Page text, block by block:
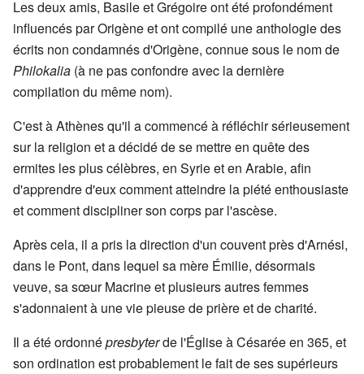
Les deux amis, Basile et Grégoire ont été profondément
influencés par Origène et ont compilé une anthologie des
écrits non condamnés d'Origène, connue sous le nom de
Philokalia (à ne pas confondre avec la dernière
compilation du même nom).
C'est à Athènes qu'il a commencé à réfléchir sérieusement
sur la religion et a décidé de se mettre en quête des
ermites les plus célèbres, en Syrie et en Arabie, afin
d'apprendre d'eux comment atteindre la piété enthousiaste
et comment discipliner son corps par l'ascèse.
Après cela, il a pris la direction d'un couvent près d'Arnési,
dans le Pont, dans lequel sa mère Émilie, désormais
veuve, sa sœur Macrine et plusieurs autres femmes
s'adonnaient à une vie pieuse de prière et de charité.
Il a été ordonnépresbyterde l'Église à Césarée en 365, et
son ordination est probablement le fait de ses supérieurs